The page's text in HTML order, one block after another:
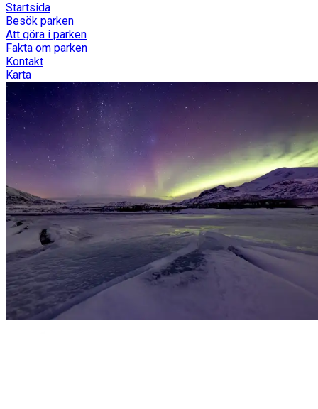
Startsida
Besök parken
Att göra i parken
Fakta om parken
Kontakt
Karta